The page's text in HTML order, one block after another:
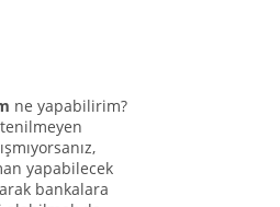
ne yapabilirim?
yapabilecek
bankalara